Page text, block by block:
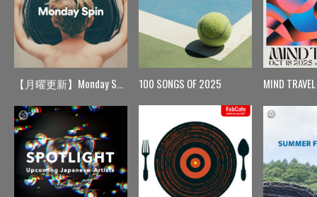
【月曜更新】Monday Spin 100 SONGS OF 2025 MIND TRAVEL